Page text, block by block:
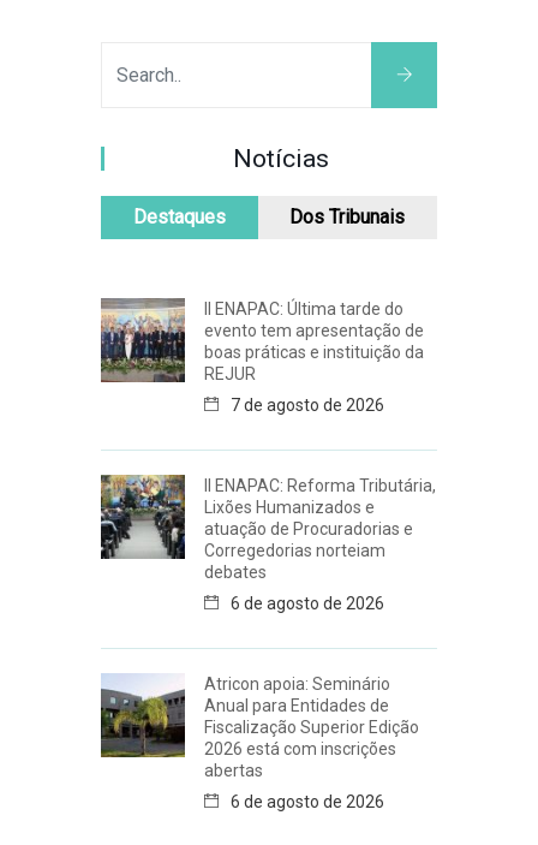
Notícias
Destaques Dos Tribunais
II ENAPAC: Última tarde do
evento tem apresentação de
boas práticas e instituição da
REJUR
7 de agosto de 2026
II ENAPAC: Reforma Tributária,
Lixões Humanizados e
atuação de Procuradorias e
Corregedorias norteiam
debates
6 de agosto de 2026
Atricon apoia: Seminário
Anual para Entidades de
Fiscalização Superior Edição
2026 está com inscrições
abertas
6 de agosto de 2026